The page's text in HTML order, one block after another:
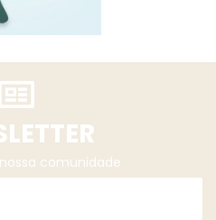
comunidade